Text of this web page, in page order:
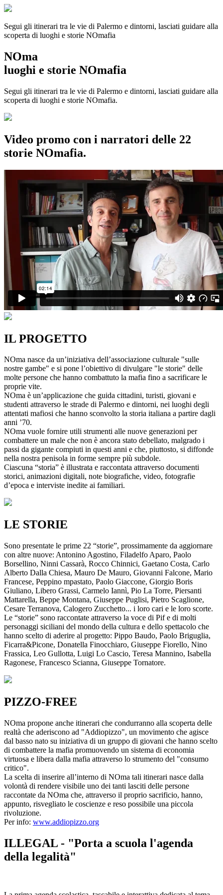
Segui gli itinerari tra le vie di Palermo e dintorni, lasciati guidare alla
scoperta di luoghi e storie NOmafia
NOma
luoghi e storie NOmafia
Segui gli itinerari tra le vie di Palermo e dintorni, lasciati guidare alla
scoperta di luoghi e storie NOmafia.
Video promo con i narratori delle 22
storie NOmafia.
IL PROGETTO
NOma nasce da un’iniziativa dell’associazione culturale "sulle
nostre gambe" e si pone l’obiettivo di divulgare "le storie" delle
molte persone che hanno combattuto la mafia fino a sacrificare le
proprie vite.
NOma è un’applicazione che guida cittadini, turisti, giovani e
studenti attraverso le strade di Palermo e dintorni, nei luoghi degli
attentati mafiosi che hanno sconvolto la storia italiana a partire dagli
anni ’70.
NOma vuole fornire utili strumenti alle nuove generazioni per
combattere un male che non è ancora stato debellato, malgrado i
passi da gigante compiuti in questi anni e che, piuttosto, si diffonde
nella nostra penisola in forme sempre più subdole.
Ciascuna “storia” è illustrata e raccontata attraverso documenti
storici, animazioni digitali, note biografiche, video, fotografie
d’epoca e interviste inedite ai familiari.
LE STORIE
Sono presentate le prime 22 “storie”, prossimamente da aggiornare
con altre nuove: Antonino Agostino, Filadelfo Aparo, Paolo
Borsellino, Ninni Cassarà, Rocco Chinnici, Gaetano Costa, Carlo
Alberto Dalla Chiesa, Mauro De Mauro, Giovanni Falcone, Mario
Francese, Peppino mpastato, Paolo Giaccone, Giorgio Boris
Giuliano, Libero Grassi, Carmelo Iannì, Pio La Torre, Piersanti
Mattarella, Beppe Montana, Giuseppe Puglisi, Pietro Scaglione,
Cesare Terranova, Calogero Zucchetto... i loro cari e le loro scorte.
Le “storie” sono raccontate attraverso la voce di Pif e di molti
personaggi siciliani del mondo della cultura e dello spettacolo che
hanno scelto di aderire al progetto: Pippo Baudo, Paolo Briguglia,
Ficarra&Picone, Donatella Finocchiaro, Giuseppe Fiorello, Nino
Frassica, Leo Gullotta, Luigi Lo Cascio, Teresa Mannino, Isabella
Ragonese, Francesco Scianna, Giuseppe Tornatore.
PIZZO-FREE
NOma propone anche itinerari che condurranno alla scoperta delle
realtà che aderiscono ad "Addiopizzo", un movimento che agisce
dal basso nato su iniziativa di un gruppo di giovani che hanno scelto
di combattere la mafia promuovendo un sistema di economia
virtuosa e libera dalla mafia attraverso lo strumento del "consumo
critico".
La scelta di inserire all’interno di NOma tali itinerari nasce dalla
volontà di rendere visibile uno dei tanti lasciti delle persone
raccontate da NOma che, attraverso il proprio sacrificio, hanno,
appunto, risvegliato le coscienze e reso possibile una piccola
rivoluzione.
Per info: www.addiopizzo.org
ILLEGAL - "Porta a scuola l'agenda
della legalità"